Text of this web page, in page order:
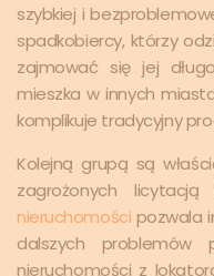
szybkiej i
spadkobiercy, którzy
zajmować się jej
mieszka w innych
komplikuje tradycyjny
Kolejną grupą są
zagrożonych licytacją
nieruchomości pozwala
dalszych problemów
nieruchomości z